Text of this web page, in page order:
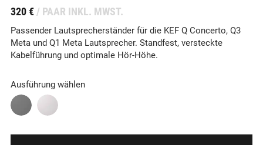
320 € / PAAR INKL. MWST.
Passender Lautsprecherständer für die KEF Q Concerto, Q3
Meta und Q1 Meta Lautsprecher. Standfest, versteckte
Kabelführung und optimale Hör-Höhe.
Ausführung wählen